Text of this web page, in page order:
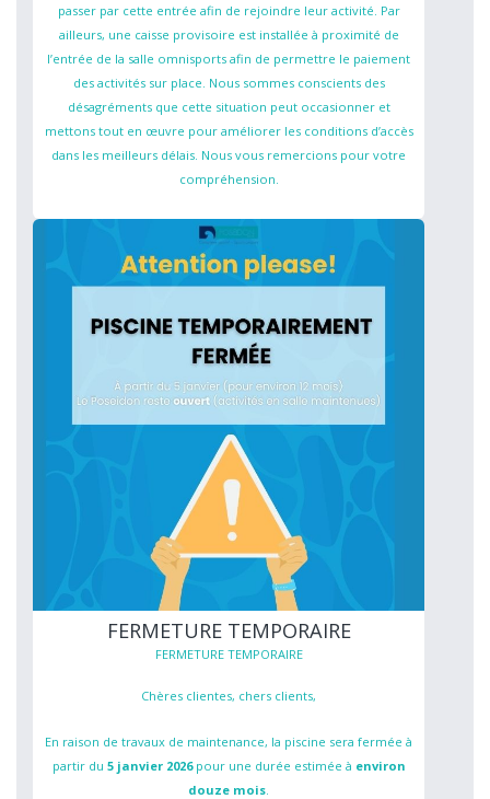
passer par cette entrée afin de rejoindre leur activité. Par
ailleurs, une caisse provisoire est installée à proximité de
l’entrée de la salle omnisports afin de permettre le paiement
des activités sur place. Nous sommes conscients des
désagréments que cette situation peut occasionner et
mettons tout en œuvre pour améliorer les conditions d’accès
dans les meilleurs délais. Nous vous remercions pour votre
compréhension.
FERMETURE TEMPORAIRE
FERMETURE TEMPORAIRE
Chères clientes, chers clients,
En raison de travaux de maintenance, la piscine sera fermée à
partir du 5 janvier 2026pour une durée estimée à environ
douze mois